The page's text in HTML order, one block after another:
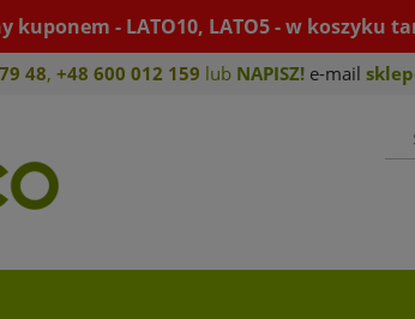
kuponem - LATO10, LATO5 - w koszyku
48, +48 600 012 159 lub NAPISZ! e-mail